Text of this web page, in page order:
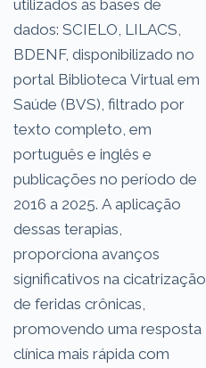
utilizados as bases de
dados: SCIELO, LILACS,
BDENF, disponibilizado no
portal Biblioteca Virtual em
Saúde (BVS), filtrado por
texto completo, em
português e inglês e
publicações no período de
2016 a 2025. A aplicação
dessas terapias,
proporciona avanços
significativos na cicatrização
de feridas crônicas,
promovendo uma resposta
clínica mais rápida com